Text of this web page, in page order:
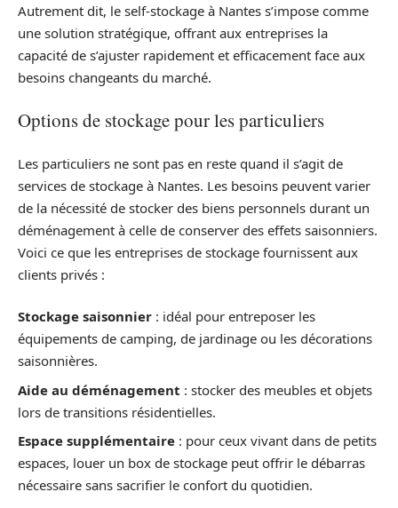
Autrement dit, le self-stockage à Nantes s’impose comme
une solution stratégique, offrant aux entreprises la
capacité de s’ajuster rapidement et efficacement face aux
besoins changeants du marché.
Options de stockage pour les particuliers
Les particuliers ne sont pas en reste quand il s’agit de
services de stockage à Nantes. Les besoins peuvent varier
de la nécessité de stocker des biens personnels durant un
déménagement à celle de conserver des effets saisonniers.
Voici ce que les entreprises de stockage fournissent aux
clients privés :
Stockage saisonnier : idéal pour entreposer les
équipements de camping, de jardinage ou les décorations
saisonnières.
Aide au déménagement : stocker des meubles et objets
lors de transitions résidentielles.
Espace supplémentaire : pour ceux vivant dans de petits
espaces, louer un box de stockage peut offrir le débarras
nécessaire sans sacrifier le confort du quotidien.